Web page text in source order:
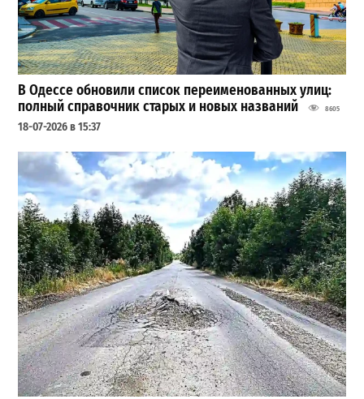
В Одессе обновили список переименованных улиц:
полный справочник старых и новых названий
8605
18-07-2026 в 15:37